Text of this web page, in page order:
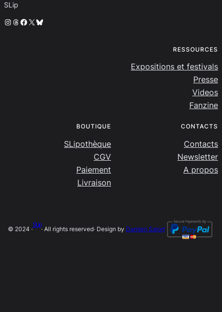
SLip
Instagram
Threads
Facebook
X Bluesky
RESSOURCES
Expositions et festivals
Presse
Videos
Fanzine
BOUTIQUE
SLipothèque
CGV
Paiement
Livraison
CONTACTS
Contacts
Newsletter
A propos
© 2024 ·
SLip
· All rights reserved· Design by Damien Salort